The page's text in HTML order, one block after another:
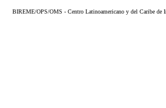
BIREME/OPS/OMS - Centro Latinoamericano y del Caribe de